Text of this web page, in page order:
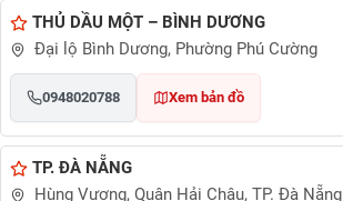
THỦ DẦU MỘT – BÌNH DƯƠNG
Đại lộ Bình Dương, Phường Phú Cường
0948020788 Xem bản đồ
TP. ĐÀ NẴNG
Hùng Vương, Quận Hải Châu, TP. Đà Nẵng